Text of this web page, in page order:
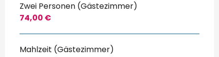
Zwei Personen (Gästezimmer)
74,00 €
Mahlzeit (Gästezimmer)